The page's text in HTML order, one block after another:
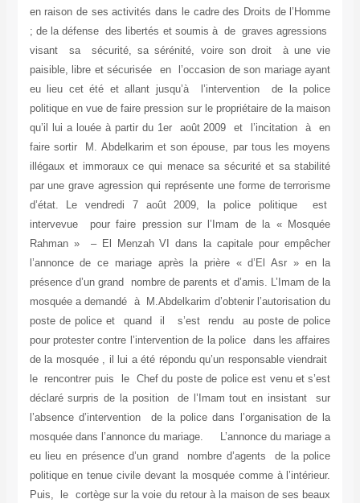
en raison de ses activités dans le cadre des Droits de l’Homme
; de la défense des libertés et soumis à de graves agressions
visant sa sécurité, sa sérénité, voire son droit à une vie
paisible, libre et sécurisée en l’occasion de son mariage ayant
eu lieu cet été et allant jusqu’à l’intervention de la police
politique en vue de faire pression sur le propriétaire de la maison
qu’il lui a louée à partir du 1er août 2009 et l’incitation à en
faire sortir M. Abdelkarim et son épouse, par tous les moyens
illégaux et immoraux ce qui menace sa sécurité et sa stabilité
par une grave agression qui représente une forme de terrorisme
d’état. Le vendredi 7 août 2009, la police politique est
intervevue pour faire pression sur l’Imam de la « Mosquée
Rahman » – El Menzah VI dans la capitale pour empêcher
l’annonce de ce mariage après la prière « d’El Asr » en la
présence d’un grand nombre de parents et d’amis. L’Imam de la
mosquée a demandé à M.Abdelkarim d’obtenir l’autorisation du
poste de police et quand il s’est rendu au poste de police
pour protester contre l’intervention de la police dans les affaires
de la mosquée , il lui a été répondu qu’un responsable viendrait
le rencontrer puis le Chef du poste de police est venu et s’est
déclaré surpris de la position de l’Imam tout en insistant sur
l’absence d’intervention de la police dans l’organisation de la
mosquée dans l’annonce du mariage. L’annonce du mariage a
eu lieu en présence d’un grand nombre d’agents de la police
politique en tenue civile devant la mosquée comme à l’intérieur.
Puis, le cortège sur la voie du retour à la maison de ses beaux